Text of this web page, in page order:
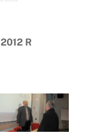
R